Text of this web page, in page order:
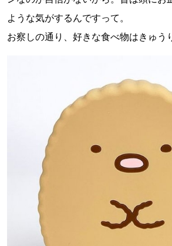
ような気がするんですって。
お察しの通り、好きな食べ物はきゅう